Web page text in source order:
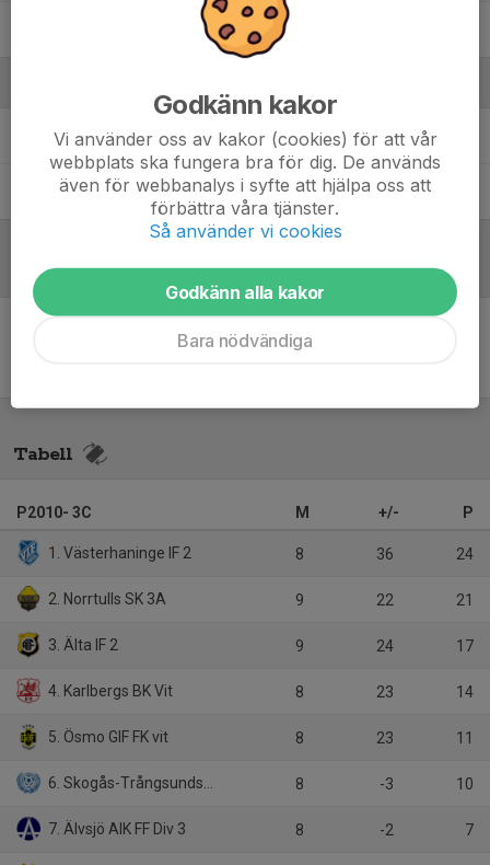
Alexander Granat Tränare
Mats MunkhammarAss. tränare
Referat
Inget referat skrivet
Tabell
P2010- 3C M +/- P
1. Västerhaninge IF 2 8 36 24
2. Norrtulls SK 3A 9 22 21
3. Älta IF 2 9 24 17
4. Karlbergs BK Vit 8 23 14
5. Ösmo GIF FK vit 8 23 11
6. Skogås-Trångsunds FF Blå 8 -3 10
7. Älvsjö AIK FF Div 3 8 -2 7
Godkänn kakor
Vi använder oss av kakor (cookies) för att vår
webbplats ska fungera bra för dig. De används
även för webbanalys i syfte att hjälpa oss att
förbättra våra tjänster.
Så använder vi cookies
Godkänn alla kakor
Bara nödvändiga